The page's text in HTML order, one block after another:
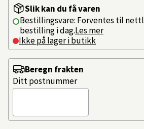
Slik kan du få varen
Bestillingsvare: Forventes til
bestilling i dag.Les mer
Ikke på lager i butikk
Beregn frakten
Ditt postnummer